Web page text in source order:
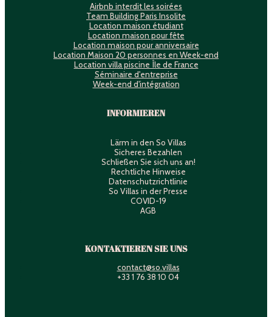
Airbnb interdit les soirées
Team Building Paris Insolite
Location maison étudiant
Location maison pour fête
Location maison pour anniversaire
Location Maison 20 personnes en Week-end
Location villa piscine Île de France
Séminaire d'entreprise
Week-end d'intégration
INFORMIEREN
Lärm in den So Villas
Sicheres Bezahlen
Schließen Sie sich uns an!
Rechtliche Hinweise
Datenschutzrichtlinie
So Villas in der Presse
COVID-19
AGB
KONTAKTIEREN SIE UNS
contact@so.villas
+33 1 76 38 10 04